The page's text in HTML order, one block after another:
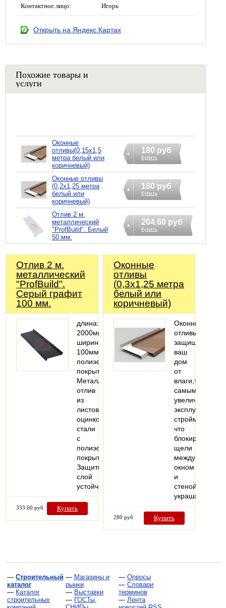
Контактное лицо: Игорь
Открыть на Яндекс.Картах
Похожие товары и
услуги
Оконные
отливы(0,15х1,5
метра белый или
коричневый)
180 руб
Купить
Оконные отливы
(0,2х1,25 метра
белый или
коричневый)
180 руб
Купить
Отлив 2 м.
металлический
"ProfBuild". Белый
50 мм.
204.60 руб
Купить
Отлив 2 м.
металлический
"ProfBuild".
Серый графит
100 мм.
длина:
2000мм;
ширина:
100мм;
полиэстеровое
покрытие
Металлический
отлив
из
листовой
оцинкованной
стали
с
полиэстеровым
покрытием.
Защитный
слой
устойчив…
333.60 руб Купить
Оконные
отливы
(0,3х1,25 метра
белый или
коричневый)
Оконные
отливы
защищает
ваш
дом
от
влаги,тем
самым
увеличивают
эксплуатацию
что
блокируют
щели
между
окном
и
стеной,также
украшают…
280 руб Купить
— Строительный
каталог
— Каталог
строительных
— Магазины и
рынки
— Выставки
— ГОСТы,
— Опросы
— Словари
терминов
— Лента